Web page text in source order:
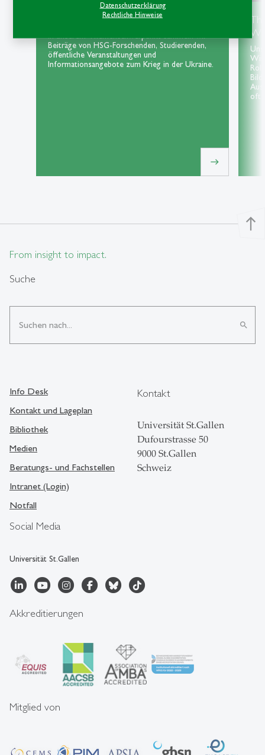
Datenschutzerklärung
Rechtliche Hinweise
Themenschwerpunkt Ukraine
In unserem Themenschwerpunkt sammeln wir
Beiträge von HSG-Forschenden, Studierenden,
öffentliche Veranstaltungen und
Informationsangebote zum Krieg in der Ukraine.
east
oft
north
From insight to impact.
Suche
search
Social Media
Universität St.Gallen
Info Desk
Kontakt und Lageplan
Bibliothek
Medien
Beratungs- und Fachstellen
Intranet (Login)
Notfall
Kontakt
Universität St.Gallen
Dufourstrasse 50
9000 St.Gallen
Schweiz
Akkreditierungen
Mitglied von